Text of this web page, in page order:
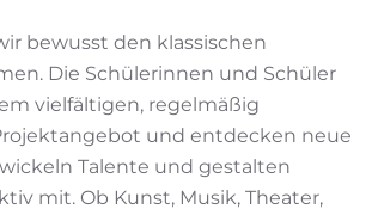
bewusst den klassischen
Die Schülerinnen und Schüler
vielfältigen, regelmäßig
und entdecken neue
Talente und gestalten
mit. Ob Kunst, Musik, Theater,